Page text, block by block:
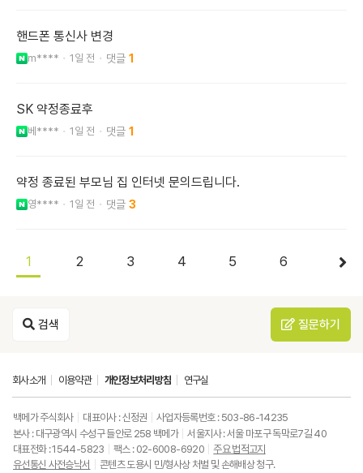
핸드폰 통신사 변경
m**** 1일 전 1
SK 약정종료후
베**** 1일 전 1
약정 종료된 부모님 집 인터넷 문의드립니다.
영**** 1일 전 3
1 2 3 4 5 6
검색 질문하기
회사소개 이용약관 개인정보처리방침 연구실
백메가 주식회사 대표이사 : 신정권
사업자등록번호 : 503-86-14235
본사 : 대구광역시 수성구 들안로 258 백메가
서울지사 : 서울 마포구 독막로7길 40
대표전화 : 1544-5823
팩스 : 02-6008-6920
주요 법적고지
유선통신 사전승낙서
콘텐츠 도용시 민/형사상 처벌 및 손해배상 청구.